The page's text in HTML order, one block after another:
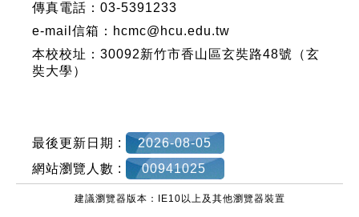
傳真電話：03-5391233
e-mail信箱：hcmc@hcu.edu.tw
本校校址：30092新竹市香山區玄奘路48號（玄
奘大學）
最後更新日期 :
2026-08-05
網站瀏覽人數 :
00941025
建議瀏覽器版本：IE10以上及其他瀏覽器裝置